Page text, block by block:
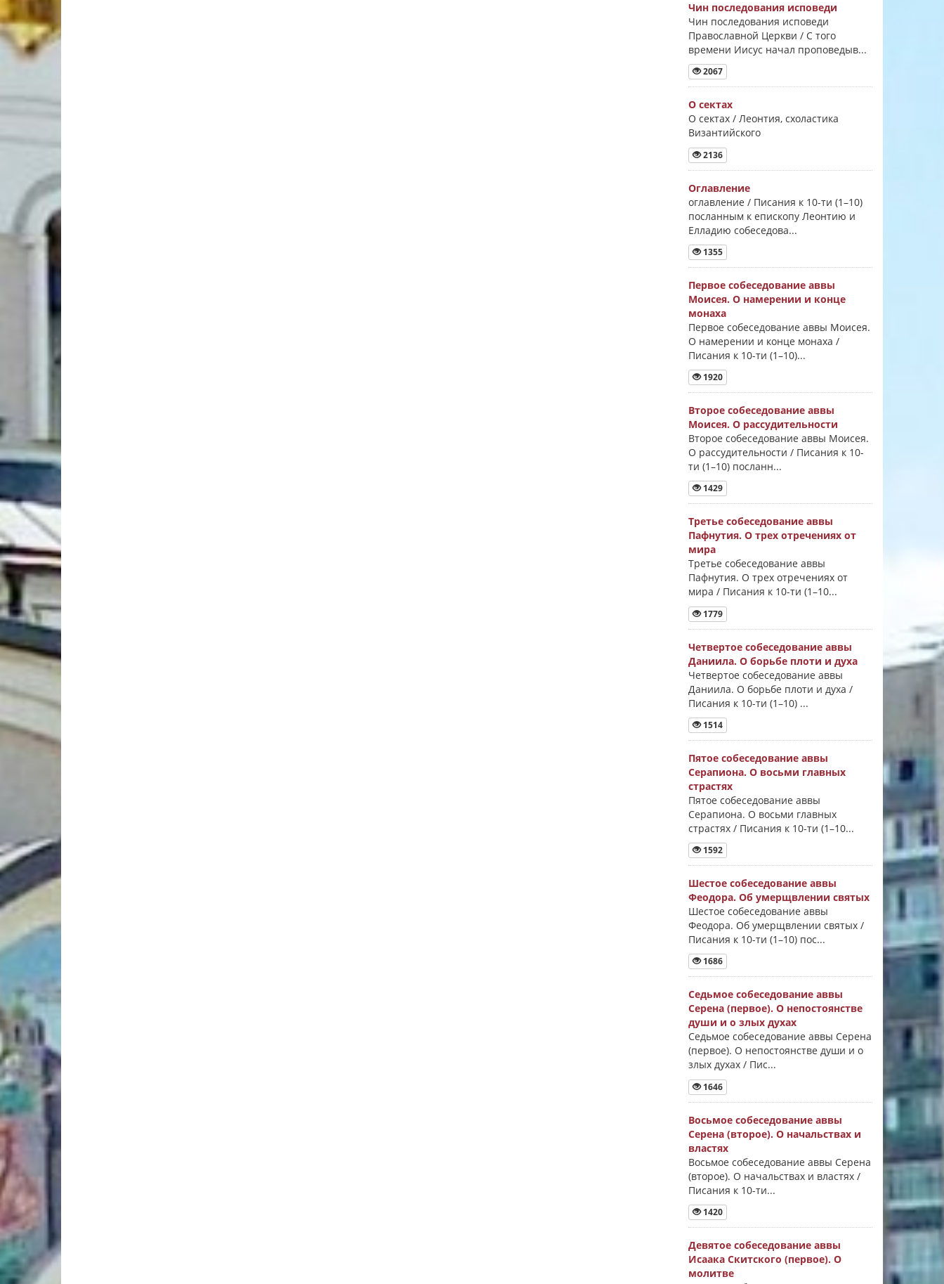
Чин последования исповеди
Чин последования исповеди
Православной Церкви / С того
времени Иисус начал проповедыв...
2067
О сектах
О сектах / Леонтия, схоластика
Византийского
2136
Оглавление
оглавление / Писания к 10-ти (1–10)
посланным к епископу Леонтию и
Елладию собеседова...
1355
Первое собеседование аввы
Моисея. О намерении и конце
монаха
Первое собеседование аввы Моисея.
О намерении и конце монаха /
Писания к 10-ти (1–10)...
1920
Второе собеседование аввы
Моисея. О рассудительности
Второе собеседование аввы Моисея.
О рассудительности / Писания к 10-
ти (1–10) посланн...
1429
Третье собеседование аввы
Пафнутия. О трех отречениях от
мира
Третье собеседование аввы
Пафнутия. О трех отречениях от
мира / Писания к 10-ти (1–10...
1779
Четвертое собеседование аввы
Даниила. О борьбе плоти и духа
Четвертое собеседование аввы
Даниила. О борьбе плоти и духа /
Писания к 10-ти (1–10) ...
1514
Пятое собеседование аввы
Серапиона. О восьми главных
страстях
Пятое собеседование аввы
Серапиона. О восьми главных
страстях / Писания к 10-ти (1–10...
1592
Шестое собеседование аввы
Феодора. Об умерщвлении святых
Шестое собеседование аввы
Феодора. Об умерщвлении святых /
Писания к 10-ти (1–10) пос...
1686
Седьмое собеседование аввы
Серена (первое). О непостоянстве
души и о злых духах
Седьмое собеседование аввы Серена
(первое). О непостоянстве души и о
злых духах / Пис...
1646
Восьмое собеседование аввы
Серена (второе). О начальствах и
властях
Восьмое собеседование аввы Серена
(второе). О начальствах и властях /
Писания к 10-ти...
1420
Девятое собеседование аввы
Исаака Скитского (первое). О
молитве